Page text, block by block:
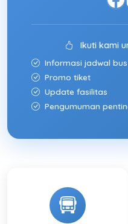
Ikuti kami
Informasi jadwal bus
Promo tiket
Update fasilitas
Pengumuman